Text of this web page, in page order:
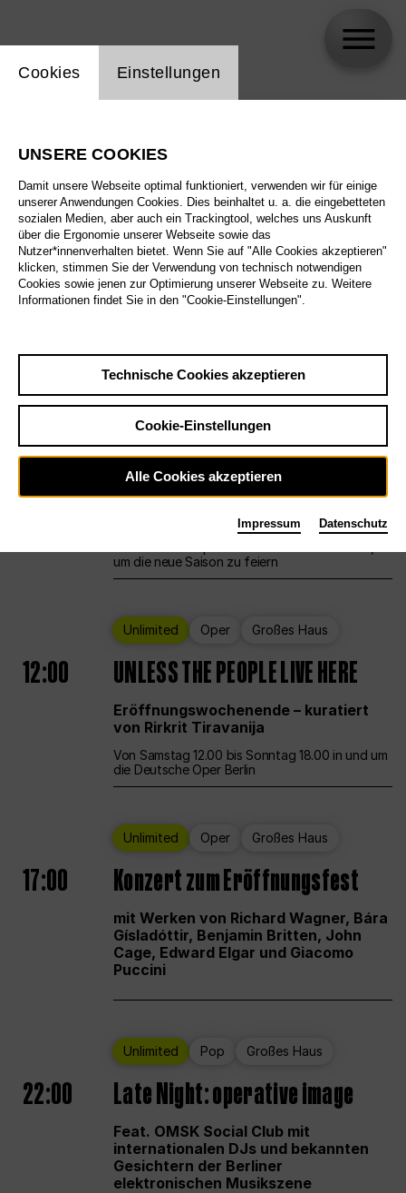
Alle Sparten
Alle Spielstätten
Alle Merkmale
Sa29.8.
Großes Haus
12:00 Eröffnungswochenende
um die neue Saison zu feiern
Unlimited Oper Großes Haus
12:00 UNLESS THE PEOPLE LIVE HERE
Eröffnungswochenende – kuratiert
von Rirkrit Tiravanija
Von Samstag 12.00 bis Sonntag 18.00 in und um
die Deutsche Oper Berlin
Unlimited Oper Großes Haus
17:00 Konzert zum Eröffnungsfest
mit Werken von Richard Wagner, Bára
Gísladóttir, Benjamin Britten, John
Cage, Edward Elgar und Giacomo
Puccini
Unlimited Pop Großes Haus
22:00 Late Night: operative image
Feat. OMSK Social Club mit
internationalen DJs und bekannten
Gesichtern der Berliner
elektronischen Musikszene
Einstellung Website Cookie
Cookies Einstellungen
UNSERE COOKIES
Damit unsere Webseite optimal funktioniert, verwenden wir für einige
unserer Anwendungen Cookies. Dies beinhaltet u. a. die eingebetteten
sozialen Medien, aber auch ein Trackingtool, welches uns Auskunft
über die Ergonomie unserer Webseite sowie das
Nutzer*innenverhalten bietet. Wenn Sie auf "Alle Cookies akzeptieren"
klicken, stimmen Sie der Verwendung von technisch notwendigen
Cookies sowie jenen zur Optimierung unserer Webseite zu. Weitere
Informationen findet Sie in den "Cookie-Einstellungen".
Technische Cookies akzeptieren
Cookie-Einstellungen
Alle Cookies akzeptieren
Impressum Datenschutz